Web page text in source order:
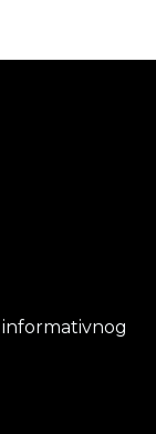
informativnog